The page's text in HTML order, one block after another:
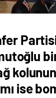
ise